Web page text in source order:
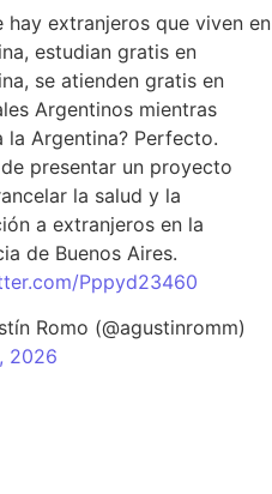
hay extranjeros que viven en
estudian gratis en
se atienden gratis en
Argentinos mientras
la Argentina? Perfecto.
presentar un proyecto
la salud y la
a extranjeros en la
de Buenos Aires.
Pppyd23460
Romo (@agustinromm)
2026